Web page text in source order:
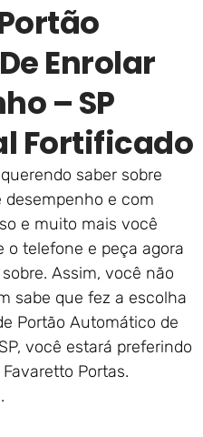
Enrolar
– SP
Fortificado
saber sobre
desempenho e com
e muito mais você
o telefone e peça agora
Assim, você não
sabe que fez a escolha
Portão Automático de
você estará preferindo
Portas.
.